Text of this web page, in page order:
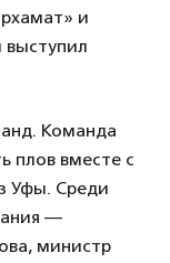
и
Команда
плов вместе с
Уфы. Среди
—
министр